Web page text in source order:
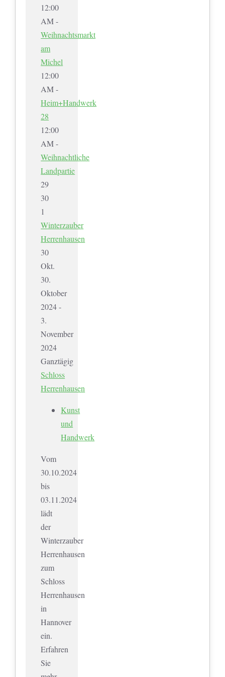
12:00
AM -
Weihnachtsmarkt
am
Michel
12:00
AM -
Heim+Handwerk
28
12:00
AM -
Weihnachtliche
Landpartie
29
30
1
Winterzauber
Herrenhausen
30
Okt.
30.
Oktober
2024 -
3.
November
2024
Ganztägig
Schloss
Herrenhausen
Kunst
und
Handwerk
Vom
30.10.2024
bis
03.11.2024
lädt
der
Winterzauber
Herrenhausen
zum
Schloss
Herrenhausen
in
Hannover
ein.
Erfahren
Sie